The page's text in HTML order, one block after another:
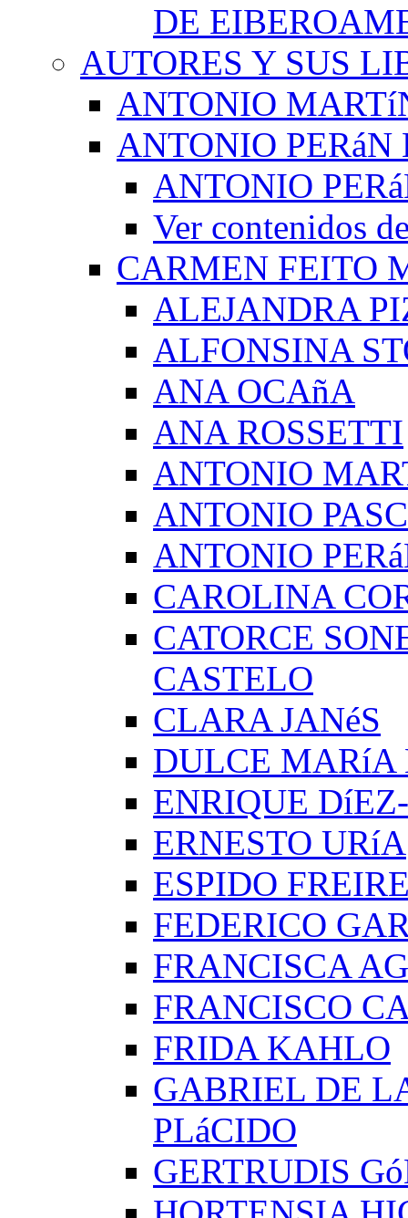
DE
AUTORES Y SUS
ANTONIO
ANTONIO PERáN
ANTONIO
Ver contenidos
CARMEN FEITO
ALEJANDRA
ALFONSINA
ANA OCAñA
ANA ROSSETTI
ANTONIO
ANTONIO
ANTONIO
CAROLINA
CATORCE
CASTELO
CLARA JANéS
DULCE MARíA
ENRIQUE
ERNESTO URíA
ESPIDO
FEDERICO
FRANCISCA
FRANCISCO
FRIDA KAHLO
GABRIEL DE
PLáCIDO
GERTRUDIS